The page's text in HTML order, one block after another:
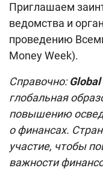
Приглашаем
ведомства и
проведению
Money Week).
Справочно:
глобальная
повышению
о финансах.
участие, чтобы
важности